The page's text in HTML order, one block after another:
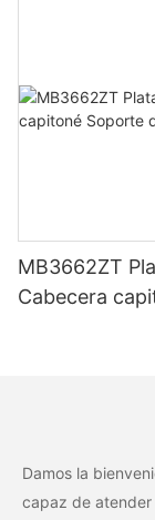
MB3662ZT
Cabecera
Damos la
capaz de atender